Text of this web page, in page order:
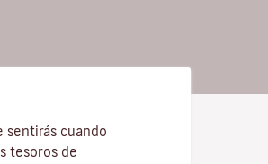
sentirás cuando
tesoros de